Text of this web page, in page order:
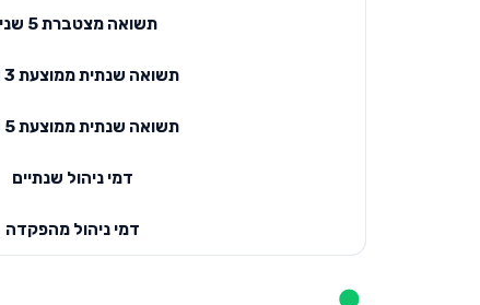
תשואה מצטברת 5 שנים
תשואה שנתית ממוצעת 3 שנים
תשואה שנתית ממוצעת 5 שנים
דמי ניהול שנתיים
דמי ניהול מהפקדה